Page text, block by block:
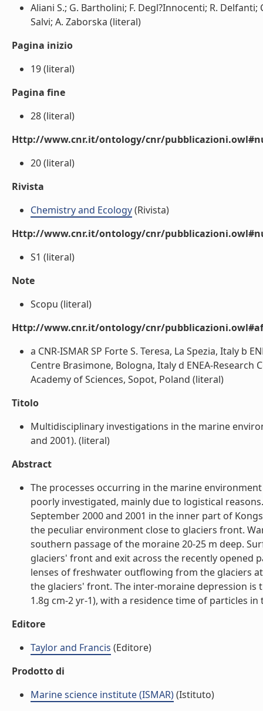
Aliani S.; G. Bartholini; F. Degl?Innocenti; R. Delfanti;
Salvi; A. Zaborska (literal)
Pagina inizio
19 (literal)
Pagina fine
28 (literal)
Http://www.cnr.it/ontology/cnr/
20 (literal)
Rivista
Chemistry and Ecology(Rivista)
Http://www.cnr.it/ontology/cnr/
S1 (literal)
Note
Scopu (literal)
Http://www.cnr.it/ontology/cnr/
a CNR-ISMAR SP Forte S. Teresa, La Spezia, Italy b
Centre Brasimone, Bologna, Italy d ENEA-
Academy of Sciences, Sopot, Poland (literal)
Titolo
Multidisciplinary investigations in the marine
and 2001). (literal)
Abstract
The processes occurring in the marine
poorly investigated, mainly due to logistical
September 2000 and 2001 in the inner part of
the peculiar environment close to glaciers front.
southern passage of the moraine 20-25 m deep.
glaciers' front and exit across the recently opened
lenses of freshwater outflowing from the glaciers
the glaciers' front. The inter-moraine depression
1.8g cm-2 yr-1), with a residence time of particles
Editore
Taylor and Francis (Editore)
Prodotto di
Marine science institute (ISMAR)(Istituto)